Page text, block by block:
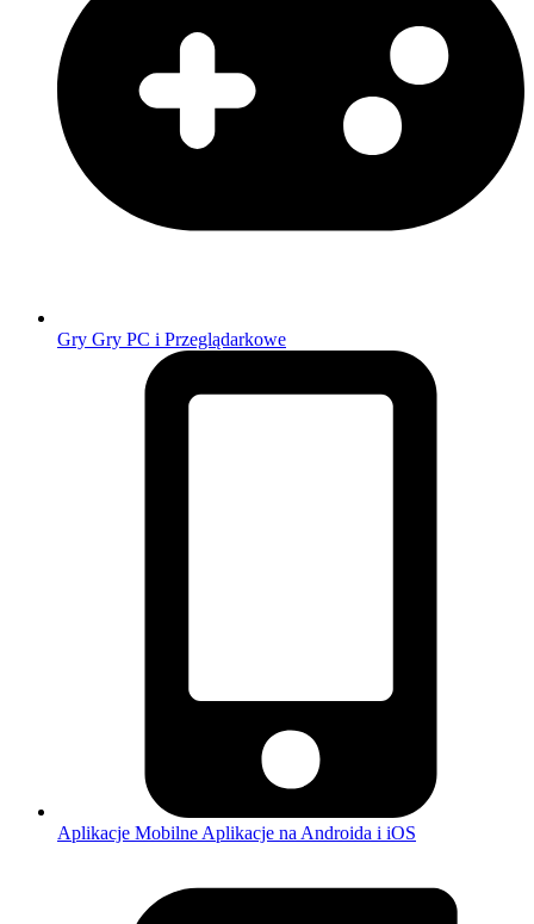
Gry Gry PC i Przeglądarkowe
Aplikacje Mobilne Aplikacje na Androida i iOS